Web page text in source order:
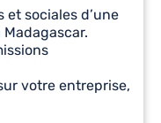
et sociales d’une
votre entreprise,